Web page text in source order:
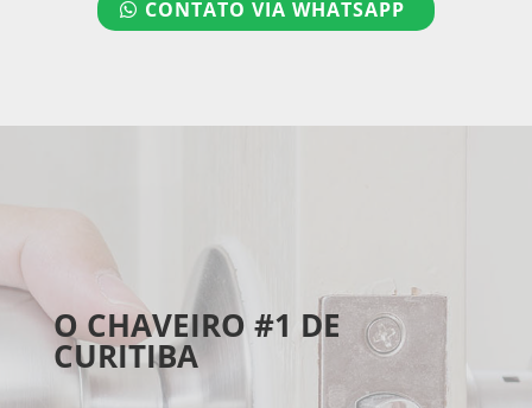
CONTATO VIA WHATSAPP
O CHAVEIRO #1 DE
CURITIBA